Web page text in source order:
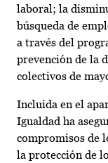
laboral; la
búsqueda de
a través del
prevención de la
colectivos de
Incluida en el
Igualdad ha
compromisos de
la protección de